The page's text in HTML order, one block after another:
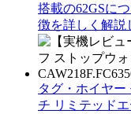
搭載の62GSに
徴を詳しく解説
タグ・ホイヤー
チ リミテッドエ